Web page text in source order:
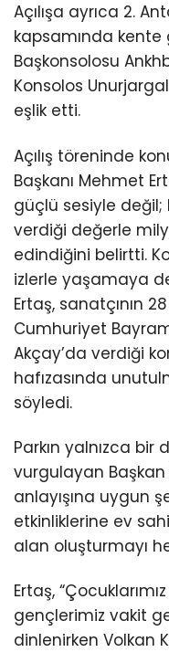
Açılışa ayrıca 2.
kapsamında
Başkonsolosu
Konsolos
eşlik etti.
Açılış töreninde
Başkanı Mehmet
güçlü sesiyle
verdiği değerle
edindiğini belirtti.
izlerle yaşamaya
Ertaş, sanatçının
Cumhuriyet
Akçay’da verdiği
hafızasında
söyledi.
Parkın yalnızca bir
vurgulayan Başkan
anlayışına uygun
etkinliklerine ev
alan oluşturmayı
Ertaş,
gençlerimiz vakit
dinlenirken Volkan